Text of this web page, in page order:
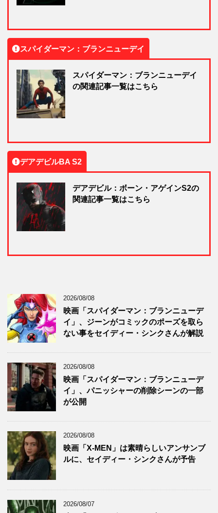
スパイダーマン：ブランニューデイ
スパイダーマン：ブランニューデイ
の関連記事一覧はこちら
デアデビルBA S2
デアデビル：ボーン・アゲインS2の
関連記事一覧はこちら
2026/08/08
映画「スパイダーマン：ブランニューデ
イ」、ジーンがコミックのポーズを取ら
ない事をセイディー・シンクさんが解説
2026/08/08
映画「スパイダーマン：ブランニューデ
イ」、パニッシャーの削除シーンの一部
が公開
2026/08/08
映画「X-MEN」は素晴らしいアンサンブ
ルに、セイディー・シンクさんが予告
2026/08/07